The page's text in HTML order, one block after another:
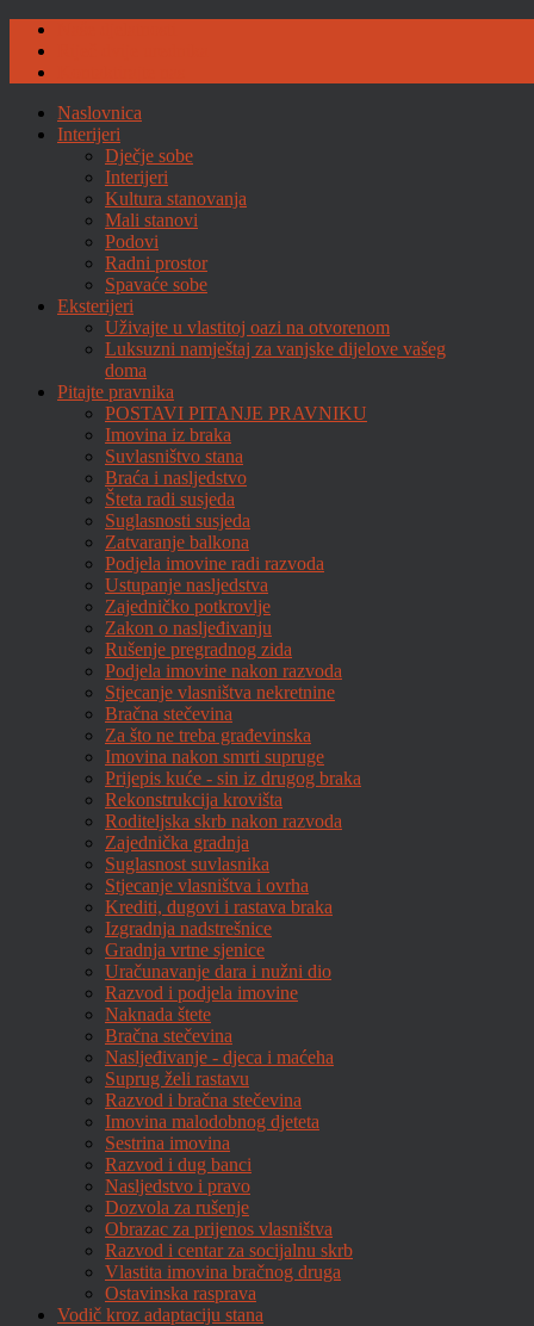
Naslovnica
Interijeri
Dječje sobe
Interijeri
Kultura stanovanja
Mali stanovi
Podovi
Radni prostor
Spavaće sobe
Eksterijeri
Uživajte u vlastitoj oazi na otvorenom
Luksuzni namještaj za vanjske dijelove vašeg
doma
Pitajte pravnika
POSTAVI PITANJE PRAVNIKU
Imovina iz braka
Suvlasništvo stana
Braća i nasljedstvo
Šteta radi susjeda
Suglasnosti susjeda
Zatvaranje balkona
Podjela imovine radi razvoda
Ustupanje nasljedstva
Zajedničko potkrovlje
Zakon o nasljeđivanju
Rušenje pregradnog zida
Podjela imovine nakon razvoda
Stjecanje vlasništva nekretnine
Bračna stečevina
Za što ne treba građevinska
Imovina nakon smrti supruge
Prijepis kuće - sin iz drugog braka
Rekonstrukcija krovišta
Roditeljska skrb nakon razvoda
Zajednička gradnja
Suglasnost suvlasnika
Stjecanje vlasništva i ovrha
Krediti, dugovi i rastava braka
Izgradnja nadstrešnice
Gradnja vrtne sjenice
Uračunavanje dara i nužni dio
Razvod i podjela imovine
Naknada štete
Bračna stečevina
Nasljeđivanje - djeca i maćeha
Suprug želi rastavu
Razvod i bračna stečevina
Imovina malodobnog djeteta
Sestrina imovina
Razvod i dug banci
Nasljedstvo i pravo
Dozvola za rušenje
Obrazac za prijenos vlasništva
Razvod i centar za socijalnu skrb
Vlastita imovina bračnog druga
Ostavinska rasprava
Vodič kroz adaptaciju stana